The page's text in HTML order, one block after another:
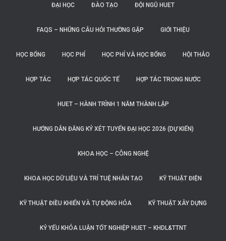
ĐẠI HỌC ĐÀO TẠO ĐỘI NGŨ HUET
FAQS – NHỮNG CÂU HỎI THƯỜNG GẶP GIỚI THIỆU
HỌC BỔNG HỌC PHÍ HỌC PHÍ VÀ HỌC BỔNG HỘI THẢO
HỢP TÁC HỢP TÁC QUỐC TẾ HỢP TÁC TRONG NƯỚC
HUET – HÀNH TRÌNH 1 NĂM THÀNH LẬP
HƯỚNG DẪN ĐĂNG KÝ XÉT TUYỂN ĐẠI HỌC 2026 (DỰ KIẾN)
KHOA HỌC – CÔNG NGHỆ
KHOA HỌC DỮ LIỆU VÀ TRÍ TUỆ NHÂN TẠO KỸ THUẬT ĐIỆN
KỸ THUẬT ĐIỀU KHIỂN VÀ TỰ ĐỘNG HÓA KỸ THUẬT XÂY DỰNG
KỶ YẾU KHÓA LUẬN TỐT NGHIỆP HUET – KHDL&TTNT